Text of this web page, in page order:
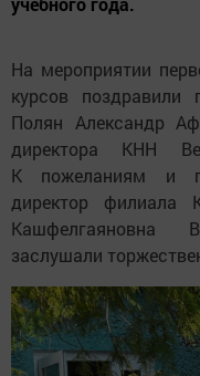
На мероприятии
курсов поздравили
Полян Александр
директора КНН
К пожеланиям и
директор
Кашфелгаяновна
заслушали